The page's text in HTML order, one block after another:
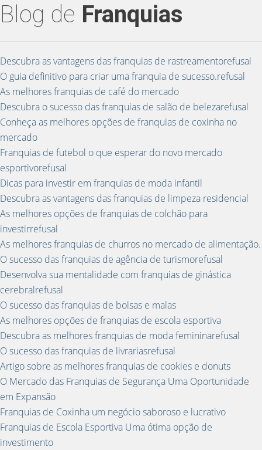
Blog de Franquias
Descubra as vantagens das franquias de rastreamentorefusal
O guia definitivo para criar uma franquia de sucesso.refusal
As melhores franquias de café do mercado
Descubra o sucesso das franquias de salão de belezarefusal
Conheça as melhores opções de franquias de coxinha no
mercado
Franquias de futebol o que esperar do novo mercado
esportivorefusal
Dicas para investir em franquias de moda infantil
Descubra as vantagens das franquias de limpeza residencial
As melhores opções de franquias de colchão para
investirrefusal
As melhores franquias de churros no mercado de alimentação.
O sucesso das franquias de agência de turismorefusal
Desenvolva sua mentalidade com franquias de ginástica
cerebralrefusal
O sucesso das franquias de bolsas e malas
As melhores opções de franquias de escola esportiva
Descubra as melhores franquias de moda femininarefusal
O sucesso das franquias de livrariasrefusal
Artigo sobre as melhores franquias de cookies e donuts
O Mercado das Franquias de Segurança Uma Oportunidade
em Expansão
Franquias de Coxinha um negócio saboroso e lucrativo
Franquias de Escola Esportiva Uma ótima opção de
investimento